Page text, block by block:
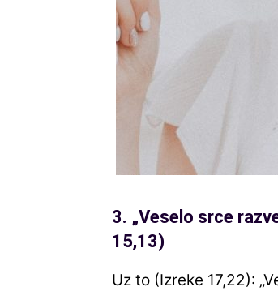
3. „Veselo srce
15,13)
Uz to (Izreke 17,22):